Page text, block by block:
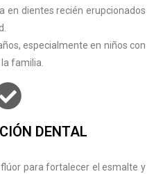
en dientes recién erupcionados
especialmente en niños con
familia.
DENTAL
para fortalecer el esmalte y